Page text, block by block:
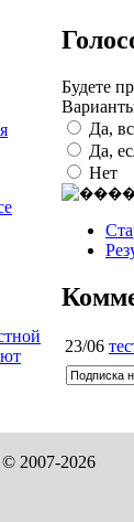
Будете
Да,
Да,
Нет
23/06
2007-2026